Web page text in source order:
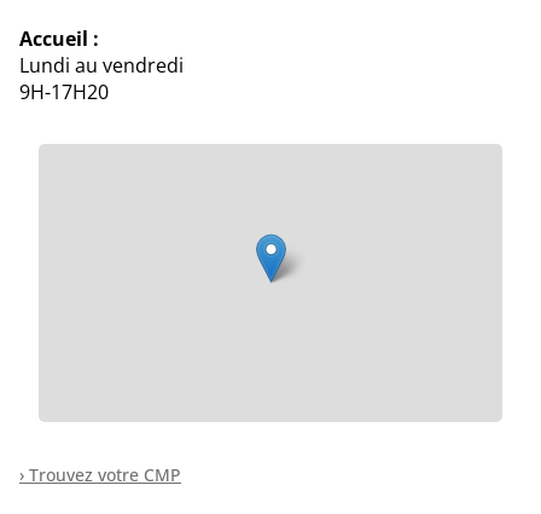
Accueil :
Lundi au vendredi
9H-17H20
› Trouvez votre CMP